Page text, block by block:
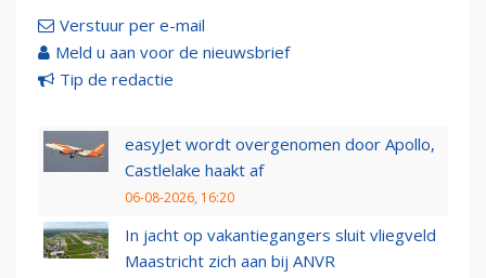
Verstuur per e-mail
Meld u aan voor de nieuwsbrief
Tip de redactie
easyJet wordt overgenomen door Apollo,
Castlelake haakt af
06-08-2026, 16:20
In jacht op vakantiegangers sluit vliegveld
Maastricht zich aan bij ANVR